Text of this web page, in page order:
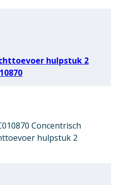
hulpstuk 2
Concentrisch
hulpstuk 2